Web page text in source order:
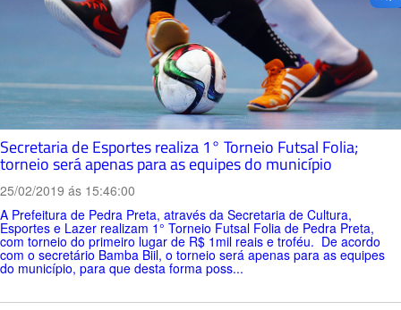
Secretaria de Esportes realiza 1° Torneio Futsal Folia;
torneio será apenas para as equipes do município
25/02/2019 ás 15:46:00
A Prefeitura de Pedra Preta, através da Secretaria de Cultura,
Esportes e Lazer realizam 1° Torneio Futsal Folia de Pedra Preta,
com torneio do primeiro lugar de R$ 1mil reais e troféu. De acordo
com o secretário Bamba Biil, o torneio será apenas para as equipes
do município, para que desta forma poss...